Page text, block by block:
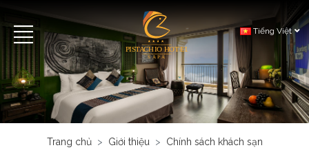
Tiếng Việt
Trang chủ Giới thiệu Chính sách khách sạn